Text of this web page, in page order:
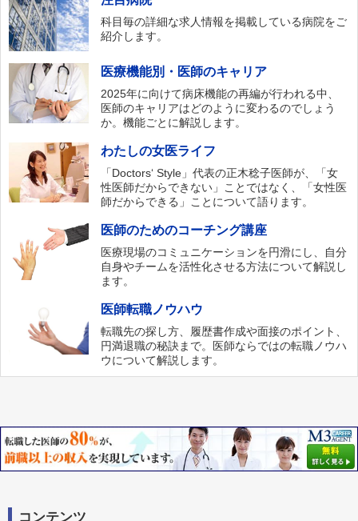
科目毎の詳細な求人情報を掲載している病院をご
紹介します。
医療機能別・医師のキャリア
2025年に向けて病床機能の再編が行われる中、
医師のキャリアはどのように変わるのでしょう
か。機能ごとに解説します。
わたしの女医ライフ
「Doctors‘ Style」代表の正木稔子医師が、「女
性医師だからできない」ことではなく、「女性医
師だからできる」ことについて語ります。
医師のためのコーチング講座
医療現場のコミュニケーションを円滑にし、自分
自身やチームを活性化させる方法について解説し
ます。
医師転職ノウハウ
転職先の探し方、履歴書作成や面接のポイント、
円満退職の秘訣まで。医師ならではの転職ノウハ
ウについて解説します。
コンテンツ